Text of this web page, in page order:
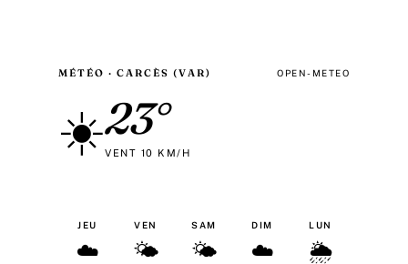
MÉTÉO · CARCÈS (VAR) OPEN-METEO
☀️23°
VENT 10 KM/H
JEU
☁️
VEN
🌤
SAM
🌤
DIM
☁️
LUN
🌦